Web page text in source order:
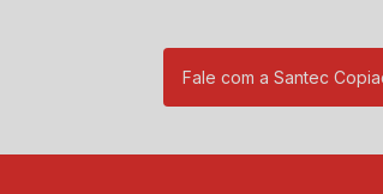
Fale com a Santec